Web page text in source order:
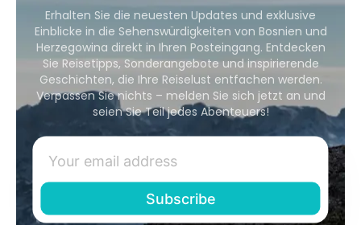
Erhalten Sie die neuesten Updates und exklusive
Einblicke in die Sehenswürdigkeiten von Bosnien und
Herzegowina direkt in Ihren Posteingang. Entdecken
Sie Reisetipps, Sonderangebote und inspirierende
Geschichten, die Ihre Reiselust entfachen werden.
Verpassen Sie nichts – melden Sie sich jetzt an und
seien Sie Teil jedes Abenteuers!